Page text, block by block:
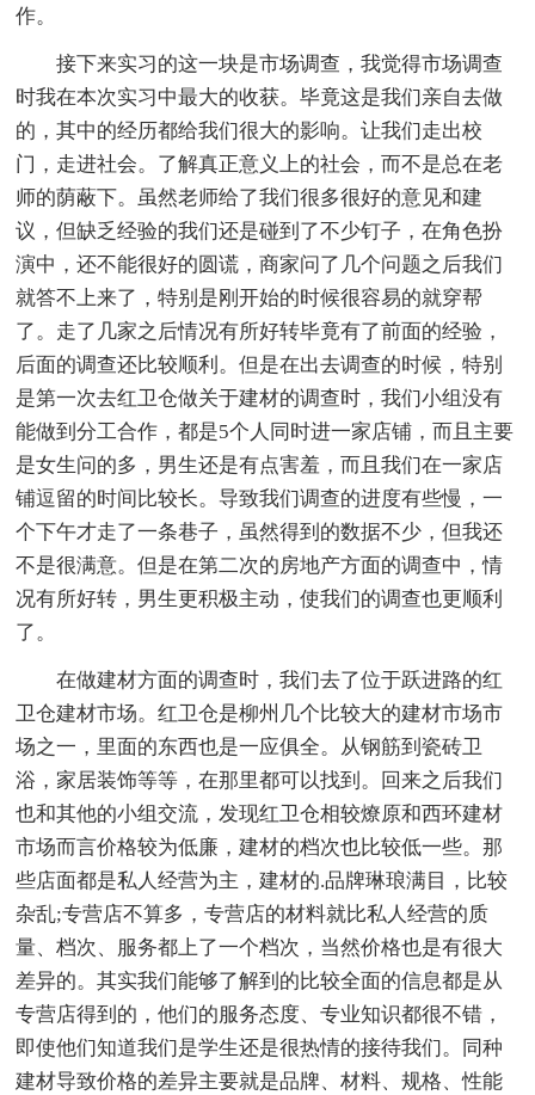
作。
接下来实习的这一块是市场调查，我觉得市场调查
时我在本次实习中最大的收获。毕竟这是我们亲自去做
的，其中的经历都给我们很大的影响。让我们走出校
门，走进社会。了解真正意义上的社会，而不是总在老
师的荫蔽下。虽然老师给了我们很多很好的意见和建
议，但缺乏经验的我们还是碰到了不少钉子，在角色扮
演中，还不能很好的圆谎，商家问了几个问题之后我们
就答不上来了，特别是刚开始的时候很容易的就穿帮
了。走了几家之后情况有所好转毕竟有了前面的经验，
后面的调查还比较顺利。但是在出去调查的时候，特别
是第一次去红卫仓做关于建材的调查时，我们小组没有
能做到分工合作，都是5个人同时进一家店铺，而且主要
是女生问的多，男生还是有点害羞，而且我们在一家店
铺逗留的时间比较长。导致我们调查的进度有些慢，一
个下午才走了一条巷子，虽然得到的数据不少，但我还
不是很满意。但是在第二次的房地产方面的调查中，情
况有所好转，男生更积极主动，使我们的调查也更顺利
了。
在做建材方面的调查时，我们去了位于跃进路的红
卫仓建材市场。红卫仓是柳州几个比较大的建材市场市
场之一，里面的东西也是一应俱全。从钢筋到瓷砖卫
浴，家居装饰等等，在那里都可以找到。回来之后我们
也和其他的小组交流，发现红卫仓相较燎原和西环建材
市场而言价格较为低廉，建材的档次也比较低一些。那
些店面都是私人经营为主，建材的.品牌琳琅满目，比较
杂乱;专营店不算多，专营店的材料就比私人经营的质
量、档次、服务都上了一个档次，当然价格也是有很大
差异的。其实我们能够了解到的比较全面的信息都是从
专营店得到的，他们的服务态度、专业知识都很不错，
即使他们知道我们是学生还是很热情的接待我们。同种
建材导致价格的差异主要就是品牌、材料、规格、性能